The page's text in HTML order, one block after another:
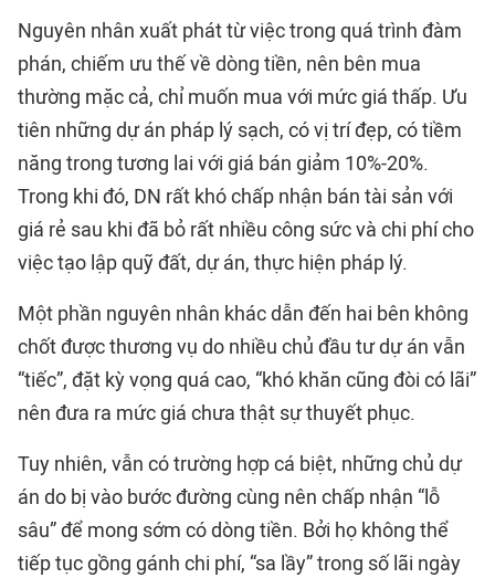
Nguyên nhân xuất phát từ việc trong quá trình đàm
phán, chiếm ưu thế về dòng tiền, nên bên mua
thường mặc cả, chỉ muốn mua với mức giá thấp. Ưu
tiên những dự án pháp lý sạch, có vị trí đẹp, có tiềm
năng trong tương lai với giá bán giảm 10%-20%.
Trong khi đó, DN rất khó chấp nhận bán tài sản với
giá rẻ sau khi đã bỏ rất nhiều công sức và chi phí cho
việc tạo lập quỹ đất, dự án, thực hiện pháp lý.
Một phần nguyên nhân khác dẫn đến hai bên không
chốt được thương vụ do nhiều chủ đầu tư dự án vẫn
“tiếc”, đặt kỳ vọng quá cao, “khó khăn cũng đòi có lãi”
nên đưa ra mức giá chưa thật sự thuyết phục.
Tuy nhiên, vẫn có trường hợp cá biệt, những chủ dự
án do bị vào bước đường cùng nên chấp nhận “lỗ
sâu” để mong sớm có dòng tiền. Bởi họ không thể
tiếp tục gồng gánh chi phí, “sa lầy” trong số lãi ngày